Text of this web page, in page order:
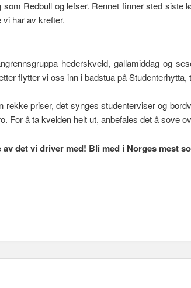
Redbull og lefser. Rennet finner sted
har av krefter.
hederskveld, gallamiddag og
flytter vi oss inn i badstua på
rekke priser, det synges studenterviser og
For å ta kvelden helt ut, anbefales det å sove
av det vi driver med! Bli med i Norges mest